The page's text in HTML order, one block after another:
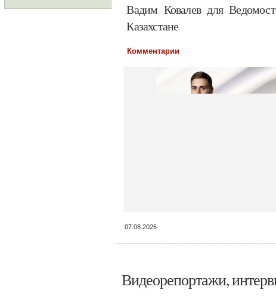
Вадим Ковалев для
Казахстане
Комментарии
07.08.2026
Видеорепортажи,